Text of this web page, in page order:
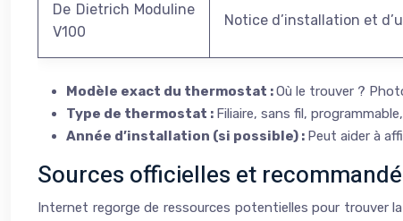
De Dietrich Moduline
V100
Notice d’installation et
Modèle exact du thermostat :Où le trouver ?
Type de thermostat : Filiaire, sans fil,
Année d’installation (si possible) : Peut aider à
Sources officielles et
Internet regorge de ressources potentielles pour trouver